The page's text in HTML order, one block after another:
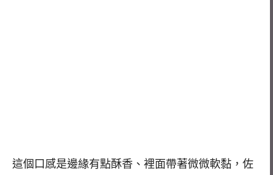
這個口感是邊緣有點酥香、裡面帶著微微軟黏，佐